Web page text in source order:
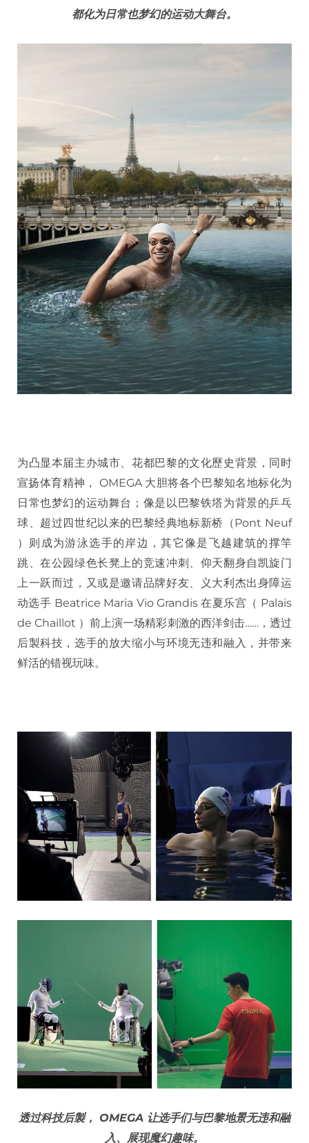
都化为日常也梦幻的运动大舞台。
为凸显本届主办城市、花都巴黎的文化歷史背景，同时
宣扬体育精神， OMEGA 大胆将各个巴黎知名地标化为
日常也梦幻的运动舞台；像是以巴黎铁塔为背景的乒乓
球、超过四世纪以来的巴黎经典地标新桥（Pont Neuf
）则成为游泳选手的岸边，其它像是飞越建筑的撑竿
跳、在公园绿色长凳上的竞速冲刺、仰天翻身自凯旋门
上一跃而过，又或是邀请品牌好友、义大利杰出身障运
动选手 Beatrice Maria Vio Grandis 在夏乐宫（ Palais
de Chaillot ）前上演一场精彩刺激的西洋剑击……，透过
后製科技，选手的放大缩小与环境无违和融入，并带来
鲜活的错视玩味。
透过科技后製， OMEGA 让选手们与巴黎地景无违和融
入、展现魔幻趣味。